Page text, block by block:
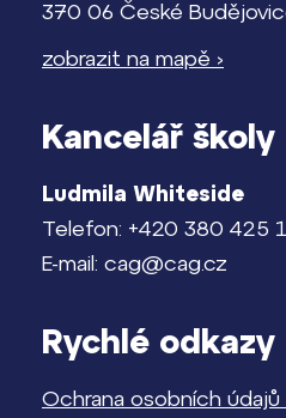
370 06 České
zobrazit na mapě ›
Kancelář školy
Ludmila Whiteside
Telefon: +420 380 425
E-mail: cag@cag.cz
Rychlé odkazy
Ochrana osobních údajů